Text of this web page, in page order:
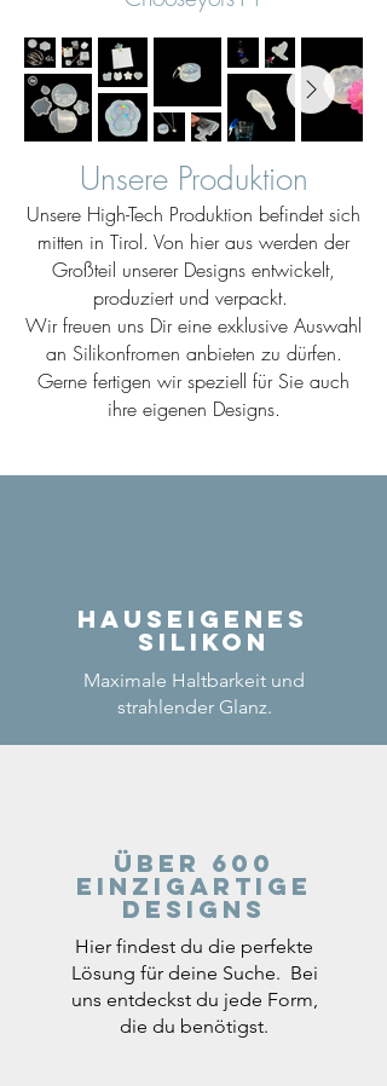
Unsere Produktion
Unsere High-Tech Produktion befindet sich
mitten in Tirol. Von hier aus werden der
Großteil unserer Designs entwickelt,
produziert und verpackt.
Wir freuen uns Dir eine exklusive Auswahl
an Silikonfromen anbieten zu dürfen.
Gerne fertigen wir speziell für Sie auch
ihre eigenen Designs.
Hauseigenes
Silikon
Maximale Haltbarkeit und
strahlender Glanz.
Über 600
einzigartige
Designs
Hier findest du die perfekte
Lösung für deine Suche. Bei
uns entdeckst du jede Form,
die du benötigst.